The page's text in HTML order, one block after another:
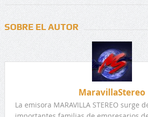
SOBRE EL AUTOR
MaravillaStereo
La emisora MARAVILLA STEREO surge